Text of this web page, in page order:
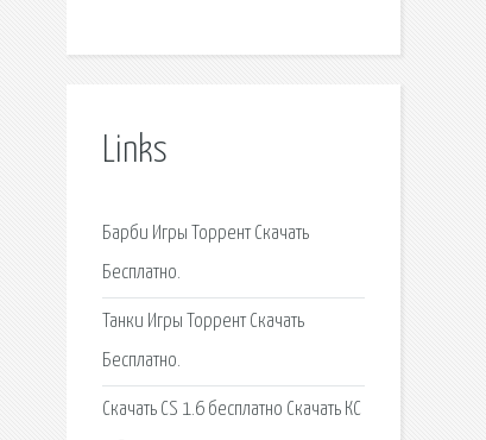
Links
Барби Игры Торрент Скачать
Бесплатно.
Танки Игры Торрент Скачать
Бесплатно.
Скачать CS 1.6 бесплатно Скачать КС